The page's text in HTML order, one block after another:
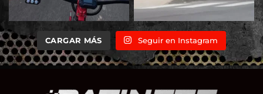
CARGAR MÁS Seguir en Instagram